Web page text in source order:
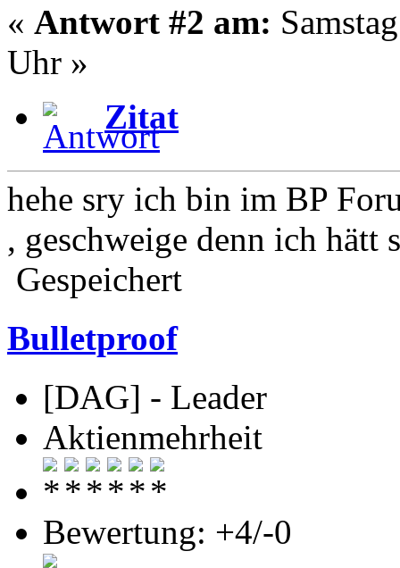
« Antwort #2 am:
Uhr »
Zitat
hehe sry ich bin im BP
, geschweige denn ich hätt
Gespeichert
Bulletproof
[DAG] - Leader
Aktienmehrheit
Bewertung: +4/-0